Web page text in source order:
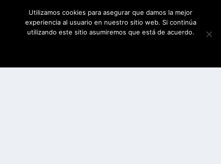
Utilizamos cookies para asegurar que damos la mejor
experiencia al usuario en nuestro sitio web. Si continúa
utilizando este sitio asumiremos que está de acuerdo.